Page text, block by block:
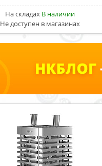
На складах В наличии
Не доступен в магазинах